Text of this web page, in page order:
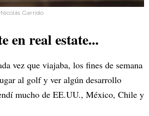
Garrido
en real estate...
vez que viajaba, los fines de semana
al golf y ver algún desarrollo
mucho de EE.UU., México, Chile y